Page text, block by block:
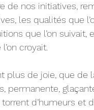
de nos initiatives,
les qualités que
que l’on suivait,
croyait.
plus de joie, que de
permanente,
d’humeurs et